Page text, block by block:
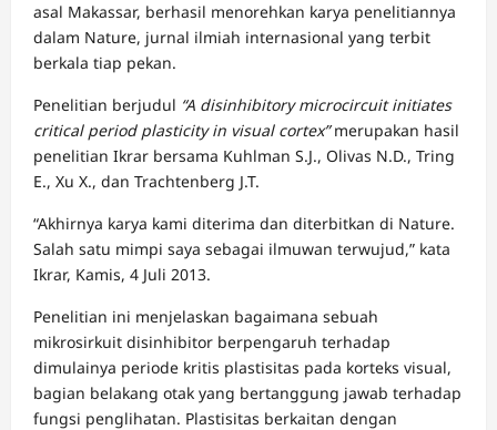
asal Makassar, berhasil menorehkan karya penelitiannya
dalam Nature, jurnal ilmiah internasional yang terbit
berkala tiap pekan.
Penelitian berjudul “A disinhibitory microcircuit initiates
critical period plasticity in visual cortex”merupakan hasil
penelitian Ikrar bersama Kuhlman S.J., Olivas N.D., Tring
E., Xu X., dan Trachtenberg J.T.
“Akhirnya karya kami diterima dan diterbitkan di Nature.
Salah satu mimpi saya sebagai ilmuwan terwujud,” kata
Ikrar, Kamis, 4 Juli 2013.
Penelitian ini menjelaskan bagaimana sebuah
mikrosirkuit disinhibitor berpengaruh terhadap
dimulainya periode kritis plastisitas pada korteks visual,
bagian belakang otak yang bertanggung jawab terhadap
fungsi penglihatan. Plastisitas berkaitan dengan